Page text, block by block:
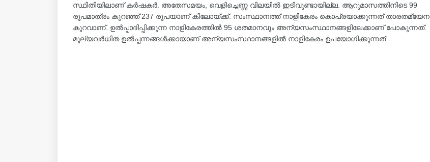
സ്ഥിതിയിലാണ് കര്‍ഷകര്‍. അതേസമയം, വെളിച്ചെണ്ണ വിലയില്‍ ഇടിവുണ്ടായില്ല. ആറുമാസത്തിനിടെ 99
രൂപമാത്രം കുറഞ്ഞ് 237 രൂപയാണ് കിലോയ്ക്ക്. സംസ്ഥാനത്ത് നാളികേരം കൊപ്രയാക്കുന്നത് താരതമ്യേന
കുറവാണ്. ഉല്‍പ്പാദിപ്പിക്കുന്ന നാളികേരത്തില്‍ 95 ശതമാനവും അന്യസംസ്ഥാനങ്ങളിലേക്കാണ് പോകുന്നത്.
മൂല്യവര്‍ധിത ഉല്‍പ്പന്നങ്ങള്‍ക്കായാണ് അന്യസംസ്ഥാനങ്ങളില്‍ നാളികേരം ഉപയോഗിക്കുന്നത്.